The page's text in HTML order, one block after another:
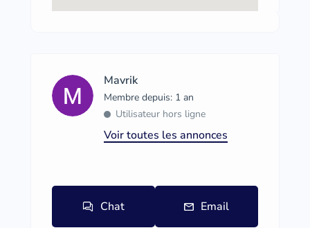
Mavrik
Membre depuis: 1 an
Utilisateur hors ligne
Voir toutes les annonces
Chat Email